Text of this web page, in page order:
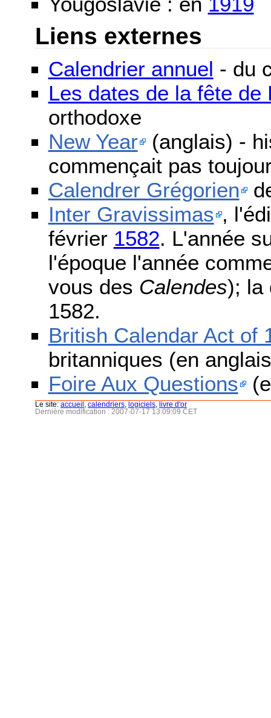
Liens externes
Calendrier annuel - du
Les dates de la fête de
orthodoxe
New Year (anglais) -
commençait pas
Calendrer Grégorien
Inter Gravissimas ,
février 1582. L'année
l'époque l'année
vous des Calendes); la
1582.
British Calendar Act of
britanniques (en
Foire Aux Questions
Le site: accueil calendriers logiciels
livre d'or
Dernière modification : 2007-07-17 13:09:09 CET